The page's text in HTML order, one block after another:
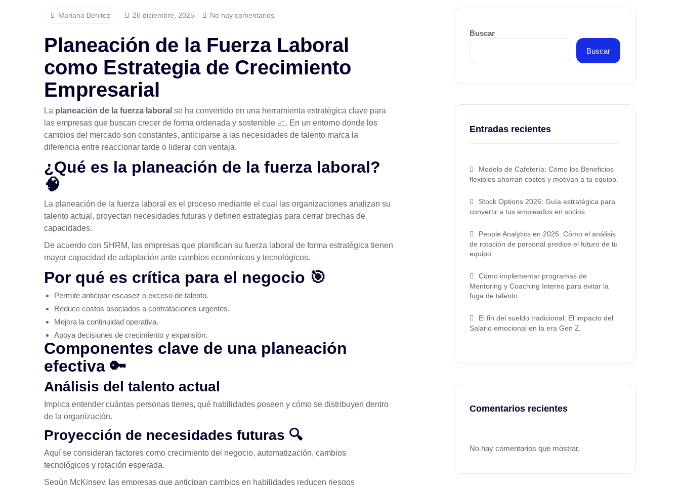
Mariana Benitez 26 diciembre, 2025 No hay comentarios
Planeación de la Fuerza Laboral
como Estrategia de Crecimiento
Empresarial
La planeación de la fuerza laboral se ha convertido en una herramienta estratégica clave para
las empresas que buscan crecer de forma ordenada y sostenible 📈. En un entorno donde los
cambios del mercado son constantes, anticiparse a las necesidades de talento marca la
diferencia entre reaccionar tarde o liderar con ventaja.
¿Qué es la planeación de la fuerza laboral?
🧠
La planeación de la fuerza laboral es el proceso mediante el cual las organizaciones analizan su
talento actual, proyectan necesidades futuras y definen estrategias para cerrar brechas de
capacidades.
De acuerdo con SHRM, las empresas que planifican su fuerza laboral de forma estratégica tienen
mayor capacidad de adaptación ante cambios económicos y tecnológicos.
Por qué es crítica para el negocio 🎯
Permite anticipar escasez o exceso de talento.
Reduce costos asociados a contrataciones urgentes.
Mejora la continuidad operativa.
Apoya decisiones de crecimiento y expansión.
Componentes clave de una planeación
efectiva 🔑
Análisis del talento actual
Implica entender cuántas personas tienes, qué habilidades poseen y cómo se distribuyen dentro
de la organización.
Proyección de necesidades futuras 🔍
Aquí se consideran factores como crecimiento del negocio, automatización, cambios
tecnológicos y rotación esperada.
Según McKinsey, las empresas que anticipan cambios en habilidades reducen riesgos
Buscar
Buscar
Entradas recientes
Modelo de Cafetería: Cómo los Beneficios
flexibles ahorran costos y motivan a tu equipo.
Stock Options 2026: Guía estratégica para
convertir a tus empleados en socios
People Analytics en 2026: Cómo el análisis
de rotación de personal predice el futuro de tu
equipo
Cómo implementar programas de
Mentoring y Coaching Interno para evitar la
fuga de talento.
El fin del sueldo tradicional: El impacto del
Salario emocional en la era Gen Z.
Comentarios recientes
No hay comentarios que mostrar.